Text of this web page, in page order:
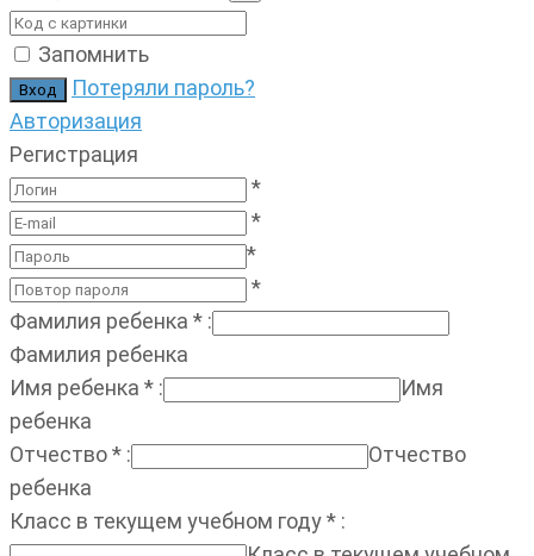
Запомнить
Потеряли пароль?
Авторизация
Регистрация
*
*
*
*
Фамилия ребенка * :
Фамилия ребенка
Имя ребенка * :
Имя
ребенка
Отчество* :
Отчество
ребенка
Класс в текущем учебном году* :